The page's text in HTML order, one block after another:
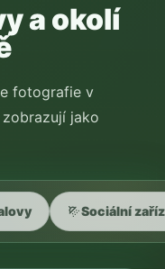
a okolí
fotografie v
jako
Sociální